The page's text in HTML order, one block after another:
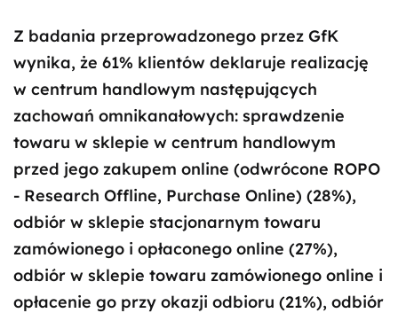
Z badania przeprowadzonego przez GfK
wynika, że 61% klientów deklaruje realizację
w centrum handlowym następujących
zachowań omnikanałowych: sprawdzenie
towaru w sklepie w centrum handlowym
przed jego zakupem online (odwrócone ROPO
- Research Offline, Purchase Online) (28%),
odbiór w sklepie stacjonarnym towaru
zamówionego i opłaconego online (27%),
odbiór w sklepie towaru zamówionego online i
opłacenie go przy okazji odbioru (21%), odbiór